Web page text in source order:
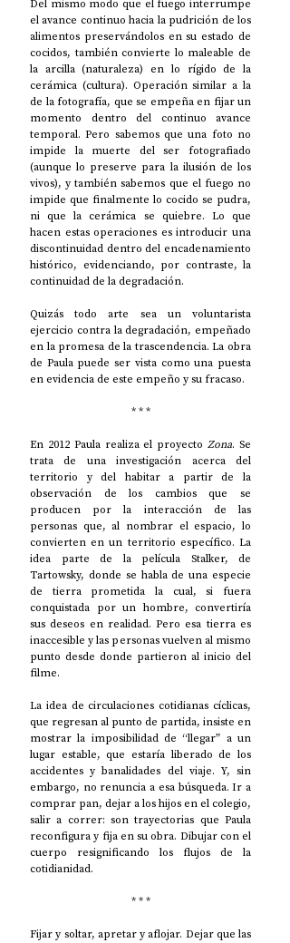
Del mismo modo que el fuego interrumpe
el avance continuo hacia la pudrición de los
alimentos preservándolos en su estado de
cocidos, también convierte lo maleable de
la arcilla (naturaleza) en lo rígido de la
cerámica (cultura). Operación similar a la
de la fotografía, que se empeña en fijar un
momento dentro del continuo avance
temporal. Pero sabemos que una foto no
impide la muerte del ser fotografiado
(aunque lo preserve para la ilusión de los
vivos), y también sabemos que el fuego no
impide que finalmente lo cocido se pudra,
ni que la cerámica se quiebre. Lo que
hacen estas operaciones es introducir una
discontinuidad dentro del encadenamiento
histórico, evidenciando, por contraste, la
continuidad de la degradación.
Quizás todo arte sea un voluntarista
ejercicio contra la degradación, empeñado
en la promesa de la trascendencia. La obra
de Paula puede ser vista como una puesta
en evidencia de este empeño y su fracaso.
* * *
En 2012 Paula realiza el proyecto Zona. Se
trata de una investigación acerca del
territorio y del habitar a partir de la
observación de los cambios que se
producen por la interacción de las
personas que, al nombrar el espacio, lo
convierten en un territorio específico. La
idea parte de la película Stalker, de
Tartowsky, donde se habla de una especie
de tierra prometida la cual, si fuera
conquistada por un hombre, convertiría
sus deseos en realidad. Pero esa tierra es
inaccesible y las personas vuelven al mismo
punto desde donde partieron al inicio del
filme.
La idea de circulaciones cotidianas cíclicas,
que regresan al punto de partida, insiste en
mostrar la imposibilidad de “llegar” a un
lugar estable, que estaría liberado de los
accidentes y banalidades del viaje. Y, sin
embargo, no renuncia a esa búsqueda. Ir a
comprar pan, dejar a los hijos en el colegio,
salir a correr: son trayectorias que Paula
reconfigura y fija en su obra. Dibujar con el
cuerpo resignificando los flujos de la
cotidianidad.
* * *
Fijar y soltar, apretar y aflojar. Dejar que las